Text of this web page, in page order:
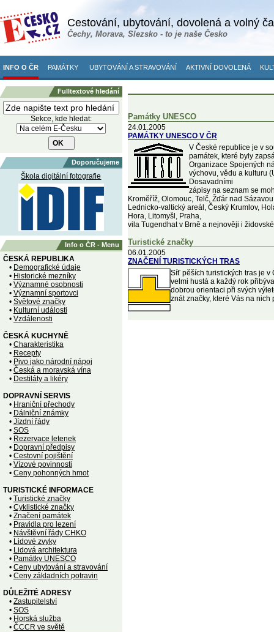
Cestování, ubytování, dovolená a volný
Čechy, Morava, Slezsko - to je naše Česko
INFO O ČR PAMÁTKY UBYTOVÁNÍ A STRAVOVÁNÍ AKTIVNÍ DOVOLENÁ
Fulltextové hledání
Sekce, kde hledat:
Doporučujeme
Škola digitální fotografie
Info o ČR - Menu
ČESKÁ REPUBLIKA
• Demografické údaje
• Historické mezníky
• Významné osobnosti
• Významní sportovci
• Světové značky
• Kulturní události
• Vzdálenosti
ČESKÁ KUCHYNĚ
• Charakteristika
• Recepty
• Pivo jako národní nápoj
• Česká a moravská vína
• Destiláty a likéry
DOPRAVNÍ SERVIS
• Hraniční přechody
• Dálniční známky
• Jízdní řády
• SOS
• Rezervace letenek
• Dopravní předpisy
• Cestovní pojištění
• Vízové povinnosti
• Ceny pohonných hmot
TURISTICKÉ INFORMACE
• Turistické značky
• Cyklistické značky
• Značení památek
• Pravidla pro lezení
• Návštěvní řády CHKO
• Lidové zvyky
• Lidová architektura
• Památky UNESCO
• Ceny ubytování a stravování
• Ceny základních potravin
DŮLEŽITÉ ADRESY
• Zastupitelství
• SOS
• Horská služba
• ČCCR ve světě
Památky UNESCO
24.01.2005
PAMÁTKY UNESCO V ČR
V České republice je v
památek, které byly
Organizace Spojených
výchovu, vědu a kulturu
Dosavadními
zápisy na seznam se
Kroměříž, Olomouc, Telč, Žďár nad
Lednicko-valtický areál, Český Krumlov,
Hora, Litomyšl, Praha,
vila Tugendhat v Brně a nejnověji i
Turistické značky
06.01.2005
ZNAČENÍ TURISTICKÝCH TRAS
Síť pěších turistických tras je v
velmi hustá a každý rok
dobrou orientaci při svých
znát značky, které Vás na nich